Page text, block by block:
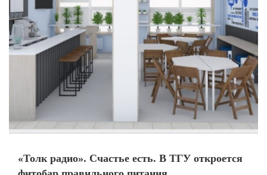
«Толк радио». Счастье есть. В ТГУ откроется